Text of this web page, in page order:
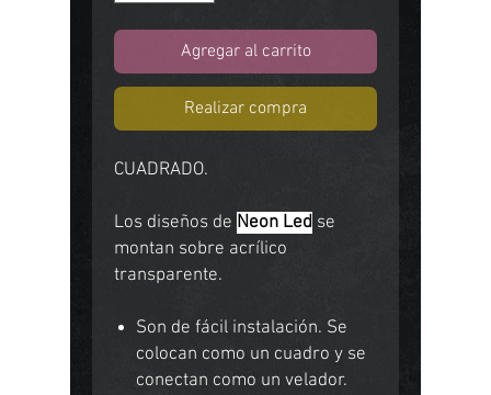
Agregar al carrito
Realizar compra
CUADRADO.
Los diseños de Neon Led se
montan sobre acrílico
transparente.
Son de fácil instalación. Se
colocan como un cuadro y se
conectan como un velador.